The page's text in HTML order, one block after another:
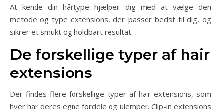
At kende din hårtype hjælper dig med at vælge den
metode og type extensions, der passer bedst til dig, og
sikrer et smukt og holdbart resultat.
De forskellige typer af hair
extensions
Der findes flere forskellige typer af hair extensions, som
hver har deres egne fordele og ulemper. Clip-in extensions